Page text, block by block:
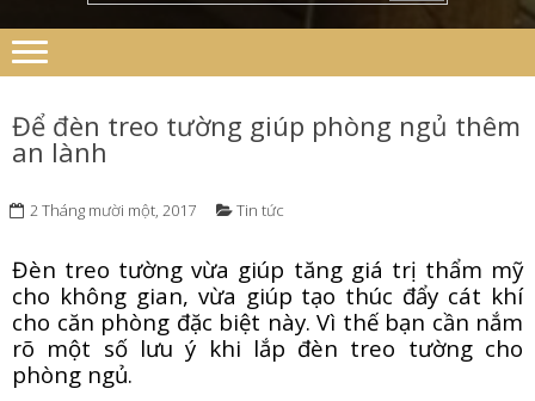
Để đèn treo tường giúp phòng ngủ thêm
an lành
2 Tháng mười một, 2017 Tin tức
Đèn treo tường vừa giúp tăng giá trị thẩm mỹ
cho không gian, vừa giúp tạo thúc đẩy cát khí
cho căn phòng đặc biệt này. Vì thế bạn cần nắm
rõ một số lưu ý khi lắp đèn treo tường cho
phòng ngủ.